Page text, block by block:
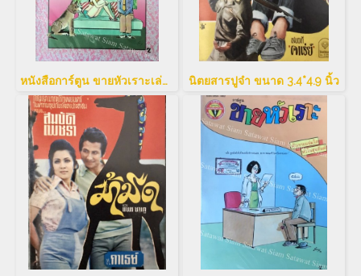
หนังสือการ์ตูน ขายหัวเราะเล่มใหญ่ นิตยสารปูจ๋า ขนาด 3.4*4.9 นิ้ว